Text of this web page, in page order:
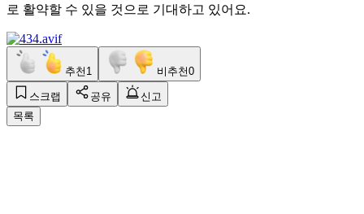
로 활약할 수 있을 것으로 기대하고 있어요.
추천 1 비추천0
스크랩 공유
신고
목록